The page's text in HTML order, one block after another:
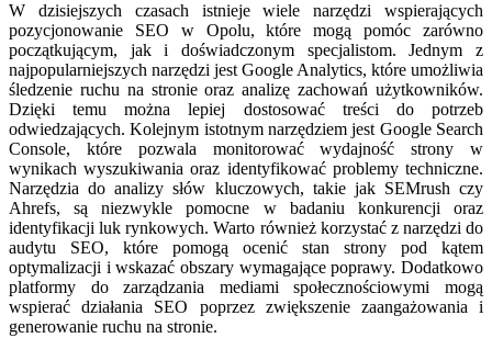
W dzisiejszych czasach istnieje wiele narzędzi wspierających
pozycjonowanie SEO w Opolu, które mogą pomóc zarówno
początkującym, jak i doświadczonym specjalistom. Jednym z
najpopularniejszych narzędzi jest Google Analytics, które umożliwia
śledzenie ruchu na stronie oraz analizę zachowań użytkowników.
Dzięki temu można lepiej dostosować treści do potrzeb
odwiedzających. Kolejnym istotnym narzędziem jest Google Search
Console, które pozwala monitorować wydajność strony w
wynikach wyszukiwania oraz identyfikować problemy techniczne.
Narzędzia do analizy słów kluczowych, takie jak SEMrush czy
Ahrefs, są niezwykle pomocne w badaniu konkurencji oraz
identyfikacji luk rynkowych. Warto również korzystać z narzędzi do
audytu SEO, które pomogą ocenić stan strony pod kątem
optymalizacji i wskazać obszary wymagające poprawy. Dodatkowo
platformy do zarządzania mediami społecznościowymi mogą
wspierać działania SEO poprzez zwiększenie zaangażowania i
generowanie ruchu na stronie.